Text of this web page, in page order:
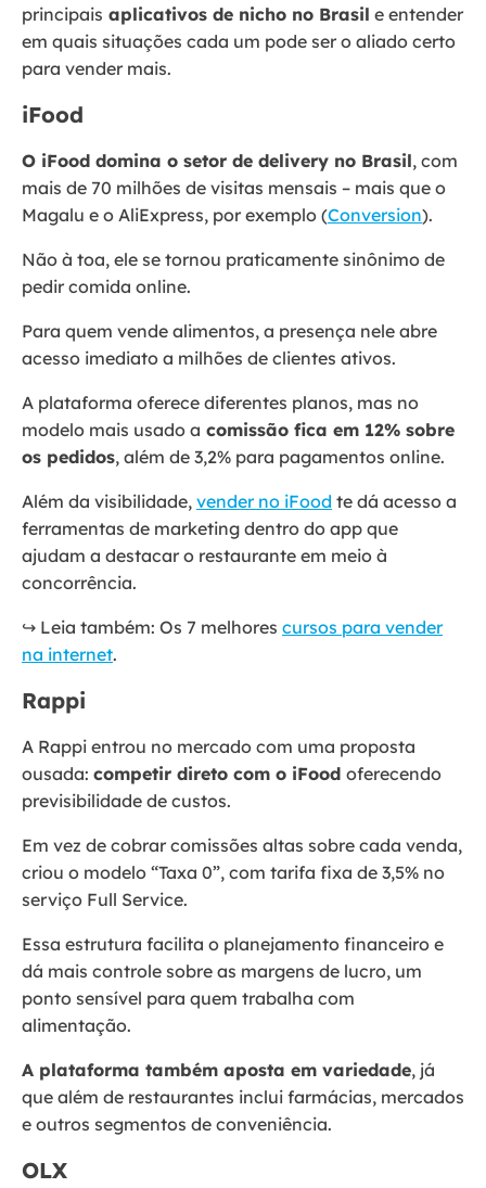
principais aplicativos de nicho no Brasil e entender
em quais situações cada um pode ser o aliado certo
para vender mais.
iFood
O iFood domina o setor de delivery no Brasil, com
mais de 70 milhões de visitas mensais – mais que o
Magalu e o AliExpress, por exemplo (Conversion).
Não à toa, ele se tornou praticamente sinônimo de
pedir comida online.
Para quem vende alimentos, a presença nele abre
acesso imediato a milhões de clientes ativos.
A plataforma oferece diferentes planos, mas no
modelo mais usado a comissão fica em 12% sobre
os pedidos, além de 3,2% para pagamentos online.
Além da visibilidade, vender no iFood te dá acesso a
ferramentas de marketing dentro do app que
ajudam a destacar o restaurante em meio à
concorrência.
↪️ Leia também: Os 7 melhores cursos para vender
na internet.
Rappi
A Rappi entrou no mercado com uma proposta
ousada: competir direto com o iFood oferecendo
previsibilidade de custos.
Em vez de cobrar comissões altas sobre cada venda,
criou o modelo “Taxa 0”, com tarifa fixa de 3,5% no
serviço Full Service.
Essa estrutura facilita o planejamento financeiro e
dá mais controle sobre as margens de lucro, um
ponto sensível para quem trabalha com
alimentação.
A plataforma também aposta em variedade, já
que além de restaurantes inclui farmácias, mercados
e outros segmentos de conveniência.
OLX